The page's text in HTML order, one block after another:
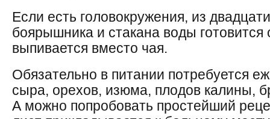
Если есть головокружения, из
боярышника и стакана воды готовится
выпивается вместо чая.
Обязательно в питании потребуется
сыра, орехов, изюма, плодов калины,
А можно попробовать простейший